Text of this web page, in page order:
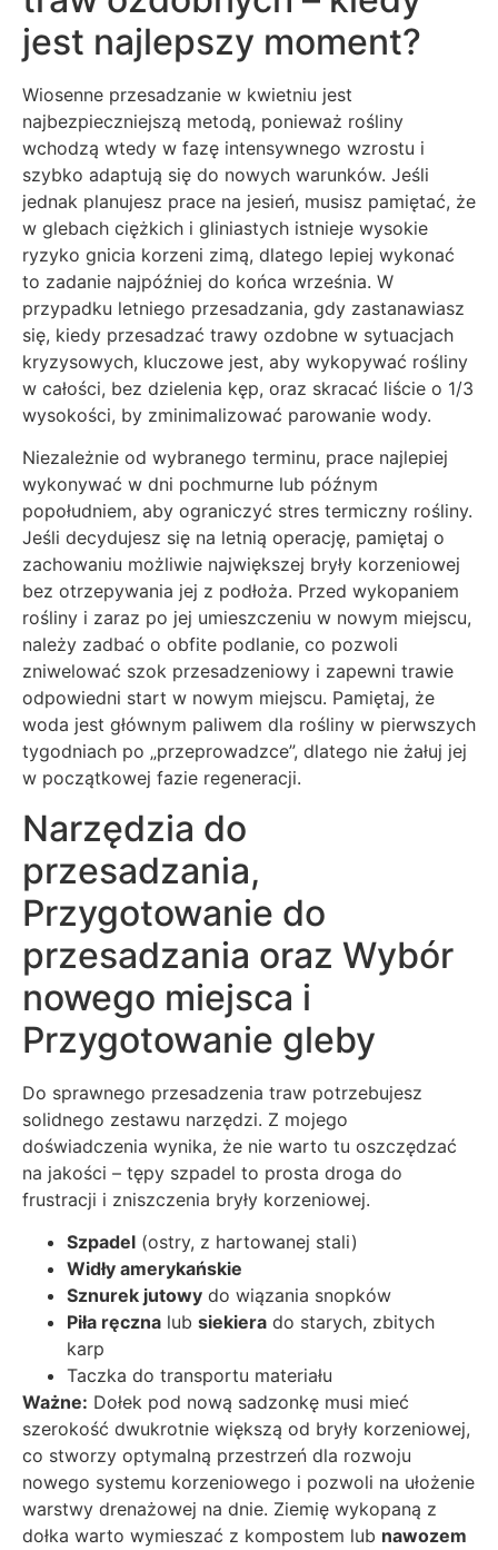
jest najlepszy moment?
Wiosenne przesadzanie w kwietniu jest
najbezpieczniejszą metodą, ponieważ rośliny
wchodzą wtedy w fazę intensywnego wzrostu i
szybko adaptują się do nowych warunków. Jeśli
jednak planujesz prace na jesień, musisz pamiętać, że
w glebach ciężkich i gliniastych istnieje wysokie
ryzyko gnicia korzeni zimą, dlatego lepiej wykonać
to zadanie najpóźniej do końca września. W
przypadku letniego przesadzania, gdy zastanawiasz
się, kiedy przesadzać trawy ozdobne w sytuacjach
kryzysowych, kluczowe jest, aby wykopywać rośliny
w całości, bez dzielenia kęp, oraz skracać liście o 1/3
wysokości, by zminimalizować parowanie wody.
Niezależnie od wybranego terminu, prace najlepiej
wykonywać w dni pochmurne lub późnym
popołudniem, aby ograniczyć stres termiczny rośliny.
Jeśli decydujesz się na letnią operację, pamiętaj o
zachowaniu możliwie największej bryły korzeniowej
bez otrzepywania jej z podłoża. Przed wykopaniem
rośliny i zaraz po jej umieszczeniu w nowym miejscu,
należy zadbać o obfite podlanie, co pozwoli
zniwelować szok przesadzeniowy i zapewni trawie
odpowiedni start w nowym miejscu. Pamiętaj, że
woda jest głównym paliwem dla rośliny w pierwszych
tygodniach po „przeprowadzce”, dlatego nie żałuj jej
w początkowej fazie regeneracji.
Narzędzia do
przesadzania,
Przygotowanie do
przesadzania oraz Wybór
nowego miejsca i
Przygotowanie gleby
Do sprawnego przesadzenia traw potrzebujesz
solidnego zestawu narzędzi. Z mojego
doświadczenia wynika, że nie warto tu oszczędzać
na jakości – tępy szpadel to prosta droga do
frustracji i zniszczenia bryły korzeniowej.
Szpadel (ostry, z hartowanej stali)
Widły amerykańskie
Sznurek jutowy do wiązania snopków
Piła ręczna lub siekiera do starych, zbitych
karp
Taczka do transportu materiału
Ważne: Dołek pod nową sadzonkę musi mieć
szerokość dwukrotnie większą od bryły korzeniowej,
co stworzy optymalną przestrzeń dla rozwoju
nowego systemu korzeniowego i pozwoli na ułożenie
warstwy drenażowej na dnie. Ziemię wykopaną z
dołka warto wymieszać z kompostem lub nawozem